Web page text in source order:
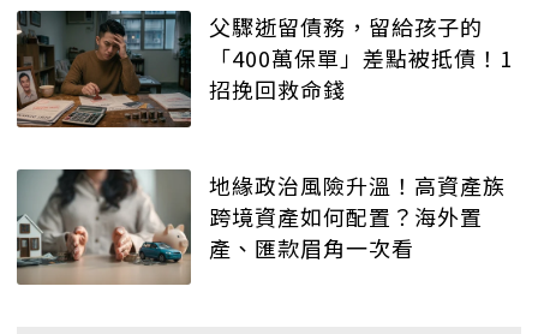
父驟逝留債務，留給孩子的
「400萬保單」差點被抵債！1
招挽回救命錢
地緣政治風險升溫！高資產族
跨境資產如何配置？海外置
產、匯款眉角一次看